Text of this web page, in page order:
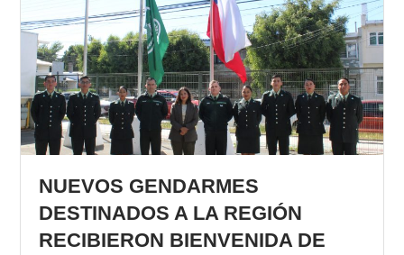
NUEVOS GENDARMES
DESTINADOS A LA REGIÓN
RECIBIERON BIENVENIDA DE